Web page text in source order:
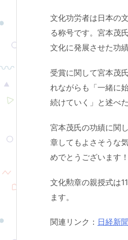
文化功労者は日本の
る称号です。宮本茂
文化に発展させた功
受賞に関して宮本茂
れながらも「一緒に
続けていく」と述べ
宮本茂氏の功績に関
章してもよさそうな
めでとうございます！
文化勲章の親授式は
ます。
関連リンク： 日経新聞